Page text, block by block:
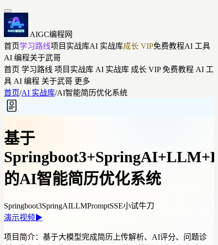
AIGC编程网
首页学习路线项目实战库AI 实战库成长 VIP免费教程AI 工具
AI 编程关于武哥
首页 学习路线 项目实战库 AI 实战库 成长 VIP免费教程 AI 工
具 AI 编程 关于武哥 更多
首页/AI 实战库/AI智能简历优化系统
基于
的AI智能简历优化系统
Springboot3SpringAILLMPromptSSE小试牛刀
演示视频 ▶
项目简介： 基于大模型完成简历上传解析、AI评分、问题诊